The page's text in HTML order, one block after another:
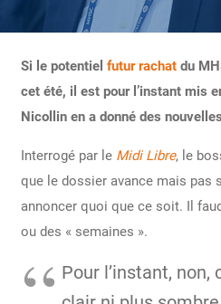
Si le potentiel futur rachatdu
cet été, il est pour l’instant mis
Nicollin en a donné des
Interrogé par le Midi Libre, le
que le dossier avance mais pas
annoncer quoi que ce soit. Il
ou des « semaines ».
Pour l’instant, non,